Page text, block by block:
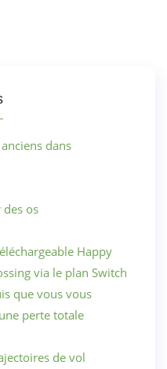
dans
os
Happy
via le plan Switch
que vous vous
perte totale
de vol